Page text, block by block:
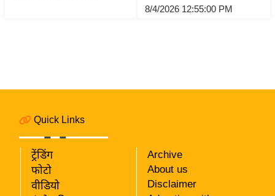
न
भा
चु
8/4/2026 12:55:00 PM
Quick Links
ट्रेंडिंग
फोटो
वीडियो
Archive
About us
Disclaimer